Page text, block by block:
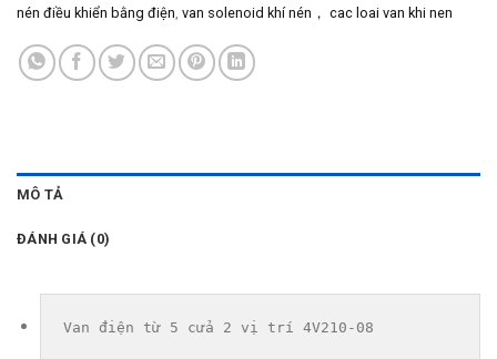
nén điều khiển bằng điện van solenoid khí nén， cac loai van khi nen
MÔ TẢ
ĐÁNH GIÁ (0)
Van điện từ 5 cửa 2 vị trí 4V210-08